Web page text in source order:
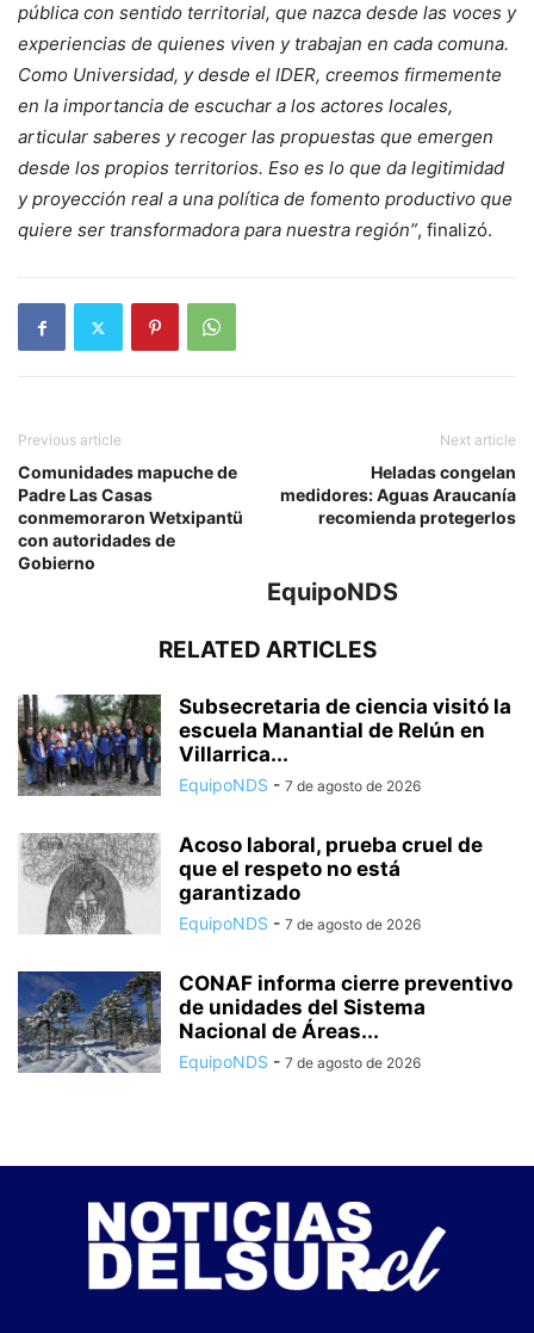
pública con sentido territorial, que nazca desde las voces y
experiencias de quienes viven y trabajan en cada comuna.
Como Universidad, y desde el IDER, creemos firmemente
en la importancia de escuchar a los actores locales,
articular saberes y recoger las propuestas que emergen
desde los propios territorios. Eso es lo que da legitimidad
y proyección real a una política de fomento productivo que
quiere ser transformadora para nuestra región”, finalizó.
Previous article
Comunidades mapuche de
Padre Las Casas
conmemoraron Wetxipantü
con autoridades de
Gobierno
Next article
Heladas congelan
medidores: Aguas Araucanía
recomienda protegerlos
EquipoNDS
RELATED ARTICLES
Subsecretaria de ciencia visitó la
escuela Manantial de Relún en
Villarrica...
EquipoNDS - 7 de agosto de 2026
Acoso laboral, prueba cruel de
que el respeto no está
garantizado
EquipoNDS - 7 de agosto de 2026
CONAF informa cierre preventivo
de unidades del Sistema
Nacional de Áreas...
EquipoNDS - 7 de agosto de 2026